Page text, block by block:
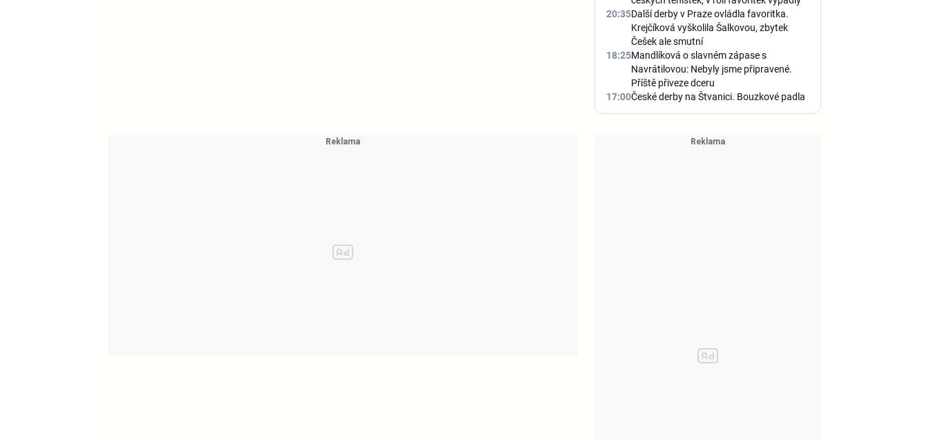
20:35Další derby v Praze ovládla favoritka.
Krejčíková vyškolila Šalkovou, zbytek
Češek ale smutní
18:25Mandlíková o slavném zápase s
Navrátilovou: Nebyly jsme připravené.
Příště přiveze dceru
17:00České derby na Štvanici. Bouzkové padla
Prezident vítal wimbledonské hrdinky.